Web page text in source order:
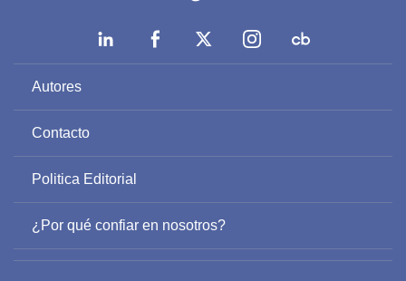
Autores
Contacto
Politica Editorial
¿Por qué confiar en nosotros?